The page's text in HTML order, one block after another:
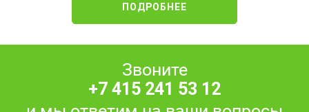
ПОДРОБНЕЕ
Звоните
+7 415 241 53 12